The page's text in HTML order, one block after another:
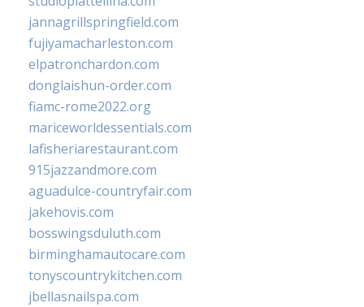
jannagrillspringfield.com
fujiyamacharleston.com
elpatronchardon.com
donglaishun-order.com
fiamc-rome2022.org
mariceworldessentials.com
lafisheriarestaurant.com
915jazzandmore.com
aguadulce-countryfair.com
jakehovis.com
bosswingsduluth.com
birminghamautocare.com
tonyscountrykitchen.com
jbellasnailspa.com